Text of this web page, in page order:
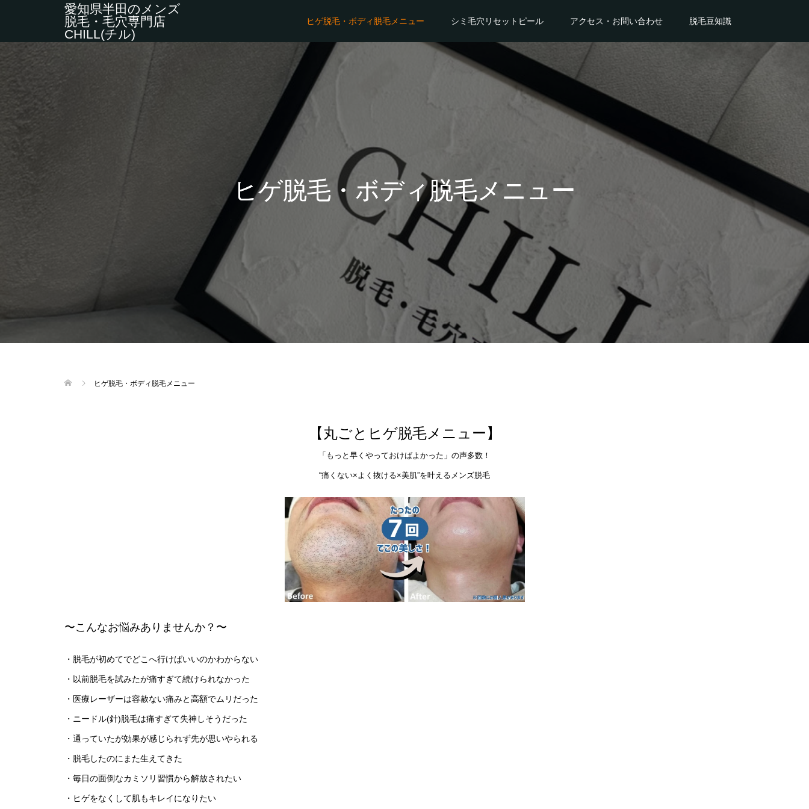
愛知県半田のメンズ
脱毛・毛穴専門店
CHILL(チル)
ヒゲ脱毛・ボディ脱毛メニュー シミ毛穴リセットピール アクセス・お問い合わせ 脱毛豆知識
ヒゲ脱毛・ボディ脱毛メニュー
ヒゲ脱毛・ボディ脱毛メニュー
【丸ごとヒゲ脱毛メニュー】
「もっと早くやっておけばよかった」の声多数！
“痛くない×よく抜ける×美肌”を叶えるメンズ脱毛
〜こんなお悩みありませんか？〜
・脱毛が初めてでどこへ行けばいいのかわからない
・以前脱毛を試みたが痛すぎて続けられなかった
・医療レーザーは容赦ない痛みと高額でムリだった
・ニードル(針)脱毛は痛すぎて失神しそうだった
・通っていたが効果が感じられず先が思いやられる
・脱毛したのにまた生えてきた
・毎日の面倒なカミソリ習慣から解放されたい
・ヒゲをなくして肌もキレイになりたい